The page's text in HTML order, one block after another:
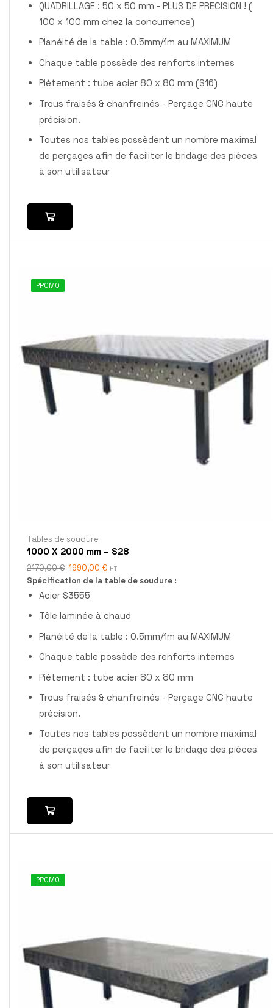
QUADRILLAGE : 50 x 50 mm - PLUS DE PRECISION ! (
100 x 100 mm chez la concurrence)
Planéité de la table : 0.5mm/1m au MAXIMUM
Chaque table possède des renforts internes
Piètement : tube acier 80 x 80 mm (S16)
Trous fraisés & chanfreinés - Perçage CNC haute
précision.
Toutes nos tables possèdent un nombre maximal
de perçages afin de faciliter le bridage des pièces
à son utilisateur
PROMO
Tables de soudure
1000 X 2000 mm – S28
2170,00€ 1990,00 € HT
Spécification de la table de soudure :
Acier S3555
Tôle laminée à chaud
Planéité de la table : 0.5mm/1m au MAXIMUM
Chaque table possède des renforts internes
Piètement : tube acier 80 x 80 mm
Trous fraisés & chanfreinés - Perçage CNC haute
précision.
Toutes nos tables possèdent un nombre maximal
de perçages afin de faciliter le bridage des pièces
à son utilisateur
PROMO